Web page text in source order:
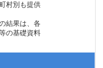
村別も提供
結果は、各
の基礎資料